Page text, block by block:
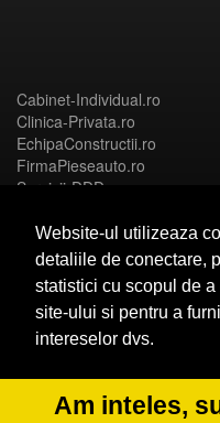
Website-ul utilizeaza
detaliile de conectare,
statistici cu scopul de
site-ului si pentru a
intereselor dvs.
Am inteles,
Cabinet-Individual.ro
Clinica-Privata.ro
EchipaConstructii.ro
FirmaPieseauto.ro
Servicii-DDD.com
Birouri-Cadastru.ro
CramaVinuri.ro
FirmaTractariAuto.ro
© 2014 Powered by OdinMedia